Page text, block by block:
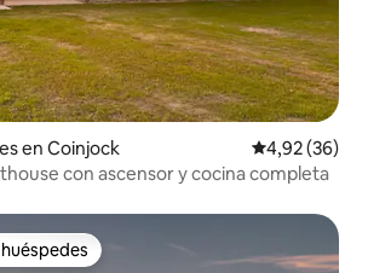
en Coinjock Calificación
4,92 (36)
con ascensor y cocina completa
huéspedes más destacados